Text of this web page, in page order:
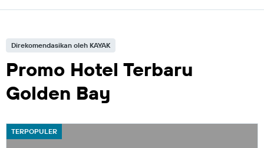
Direkomendasikan oleh KAYAK
Promo Hotel Terbaru
Golden Bay
TERPOPULER